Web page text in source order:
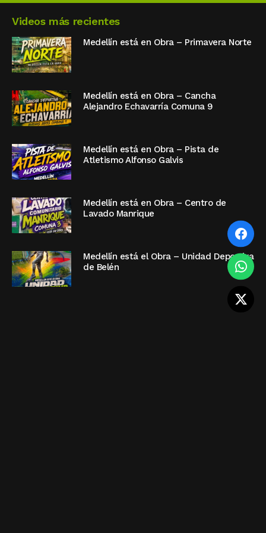
Videos más recientes
Medellín está en Obra – Primavera Norte
Medellín está en Obra – Cancha
Alejandro Echavarría Comuna 9
Medellín está en Obra – Pista de
Atletismo Alfonso Galvis
Medellín está en Obra – Centro de
Lavado Manrique
Medellín está el Obra – Unidad Deportiva
de Belén